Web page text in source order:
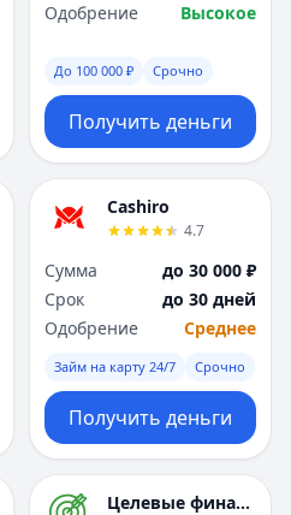
Одобрение
Высокое
До 100 000 ₽ Срочно
Получить деньги
Cashiro
4.7
Сумма
до 30 000 ₽
Срок
до 30 дней
Одобрение
Среднее
Займ на карту 24/7 Срочно
Получить деньги
Целевые финансы